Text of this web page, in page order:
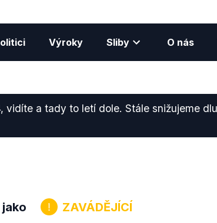
Výroky Sliby O nás
vidíte a tady to letí dole. Stále snižujeme
ZAVÁDĚJÍCÍ